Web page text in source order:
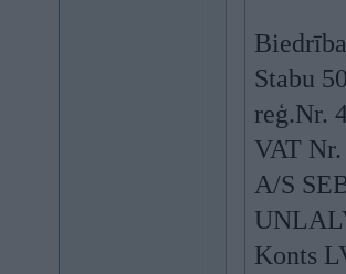
Stabu
reģ.Nr.
VAT
A/S
Konts